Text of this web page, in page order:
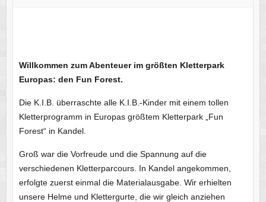
Willkommen zum Abenteuer im größten Kletterpark
Europas: den Fun Forest.
Die K.I.B. überraschte alle K.I.B.-Kinder mit einem tollen
Kletterprogramm in Europas größtem Kletterpark „Fun
Forest“ in Kandel.
Groß war die Vorfreude und die Spannung auf die
verschiedenen Kletterparcours. In Kandel angekommen,
erfolgte zuerst einmal die Materialausgabe. Wir erhielten
unsere Helme und Klettergurte, die wir gleich anziehen